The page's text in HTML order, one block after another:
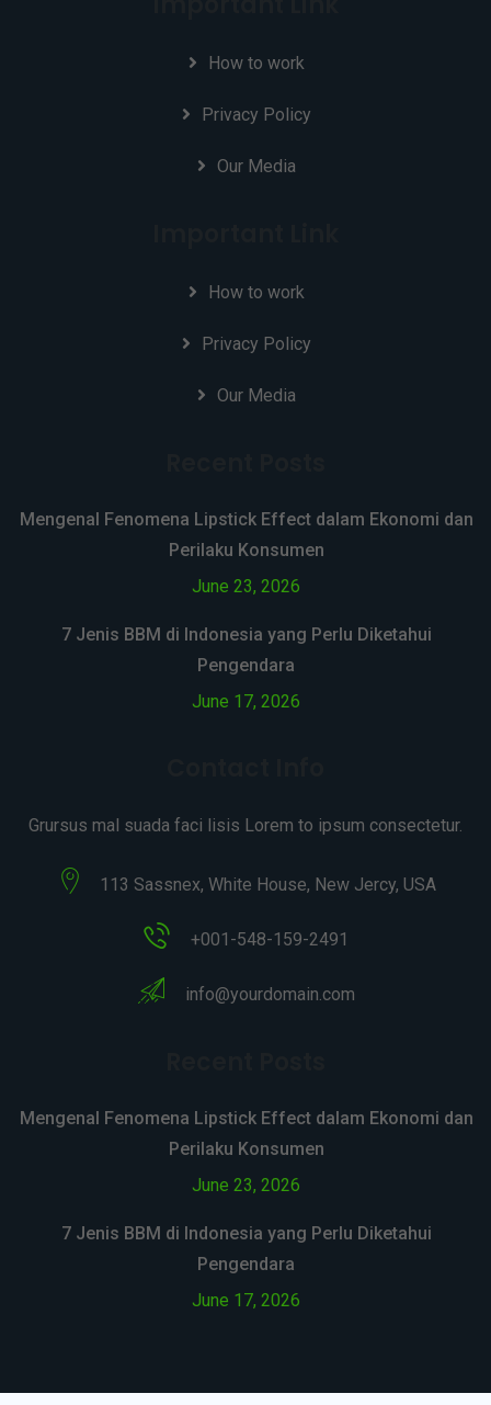
How to work
Privacy Policy
Our Media
How to work
Privacy Policy
Our Media
Mengenal Fenomena Lipstick Effect dalam Ekonomi dan
Perilaku Konsumen
June 23, 2026
7 Jenis BBM di Indonesia yang Perlu Diketahui
Pengendara
June 17, 2026
Grursus mal suada faci lisis Lorem to ipsum consectetur.
113 Sassnex, White House, New Jercy, USA
+001-548-159-2491
info@yourdomain.com
Mengenal Fenomena Lipstick Effect dalam Ekonomi dan
Perilaku Konsumen
June 23, 2026
7 Jenis BBM di Indonesia yang Perlu Diketahui
Pengendara
June 17, 2026